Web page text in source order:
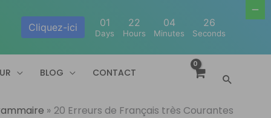
BLOG
CONTACT
20 Erreurs de Français très Courantes
Cliquez-ici 01
Days
22
Hours
04
Minutes
25
Seconds